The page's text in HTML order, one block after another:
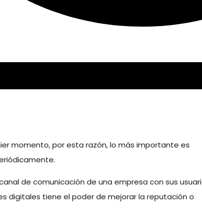
momento, por esta razón, lo más importante es
de comunicación de una empresa con sus
digitales tiene el poder de mejorar la reputación o